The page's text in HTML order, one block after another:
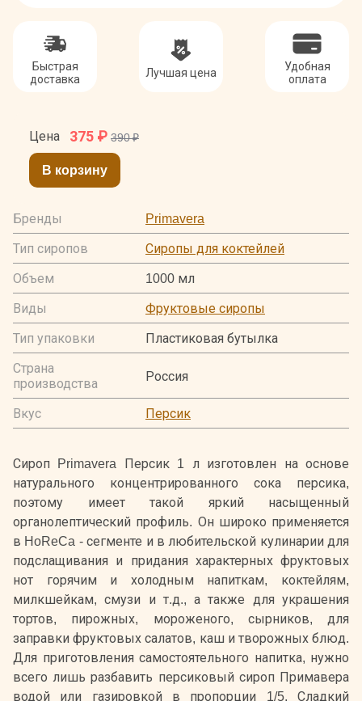
Быстрая
доставка
Лучшая цена
Удобная
оплата
Цена 375 ₽ 390 ₽
В корзину
Бренды
Primavera
Тип сиропов
Сиропы для коктейлей
Объем
1000 мл
Виды
Фруктовые сиропы
Тип упаковки
Пластиковая бутылка
Страна
производства
Россия
Вкус Персик
Сироп Primavera Персик 1 л изготовлен на основе
натурального концентрированного сока персика,
поэтому имеет такой яркий насыщенный
органолептический профиль. Он широко применяется
в HoReCa - сегменте и в любительской кулинарии для
подслащивания и придания характерных фруктовых
нот горячим и холодным напиткам, коктейлям,
милкшейкам, смузи и т.д., а также для украшения
тортов, пирожных, мороженого, сырников, для
заправки фруктовых салатов, каш и творожных блюд.
Для приготовления самостоятельного напитка, нужно
всего лишь разбавить персиковый сироп Примавера
водой или газировкой в пропорции 1/5. Сладкий